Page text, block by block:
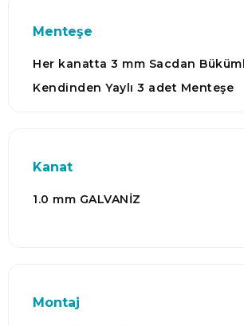
Menteşe
Her kanatta 3 mm Sacdan
Kendinden Yaylı 3 adet Menteşe
Kanat
1.0 mm GALVANİZ
Montaj